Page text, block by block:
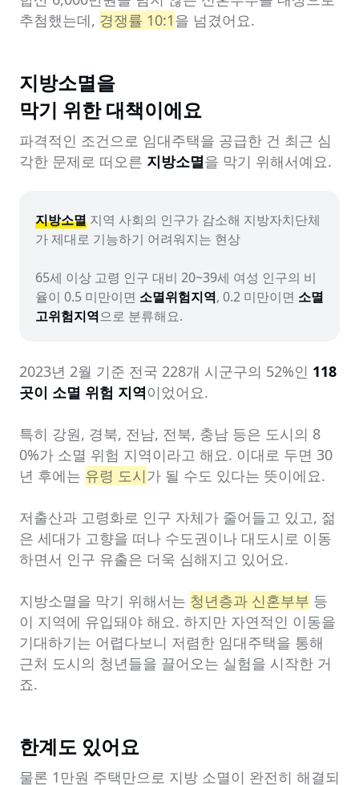
추첨했는데, 경쟁률 10:1을 넘겼어요.
지방소멸을
막기 위한 대책이에요
파격적인 조건으로 임대주택을 공급한 건 최근 심
각한 문제로 떠오른 지방소멸을 막기 위해서예요.
지방소멸 지역 사회의 인구가 감소해 지방자치단체
가 제대로 기능하기 어려워지는 현상
65세 이상 고령 인구 대비 20~39세 여성 인구의 비
율이 0.5 미만이면 소멸위험지역, 0.2 미만이면 소멸
고위험지역으로 분류해요.
2023년 2월 기준 전국 228개 시군구의 52%인 118
곳이 소멸 위험 지역이었어요.
특히 강원, 경북, 전남, 전북, 충남 등은 도시의 8
0%가 소멸 위험 지역이라고 해요. 이대로 두면 30
년 후에는 유령 도시가 될 수도 있다는 뜻이에요.
저출산과 고령화로 인구 자체가 줄어들고 있고, 젊
은 세대가 고향을 떠나 수도권이나 대도시로 이동
하면서 인구 유출은 더욱 심해지고 있어요.
지방소멸을 막기 위해서는 청년층과 신혼부부 등
이 지역에 유입돼야 해요. 하지만 자연적인 이동을
기대하기는 어렵다보니 저렴한 임대주택을 통해
근처 도시의 청년들을 끌어오는 실험을 시작한 거
죠.
한계도 있어요
물론 1만원 주택만으로 지방 소멸이 완전히 해결되